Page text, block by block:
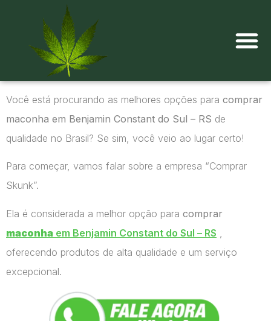
Você está procurando as melhores opções para comprar
maconha em Benjamin Constant do Sul – RS de
qualidade no Brasil? Se sim, você veio ao lugar certo!
Para começar, vamos falar sobre a empresa “Comprar
Skunk”.
Ela é considerada a melhor opção para comprar
maconha em Benjamin Constant do Sul – RS
oferecendo produtos de alta qualidade e um serviço
excepcional.